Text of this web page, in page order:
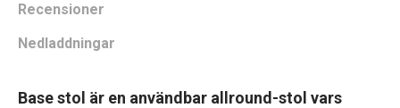
Recensioner
Nedladdningar
Base stol är en användbar allround-stol vars